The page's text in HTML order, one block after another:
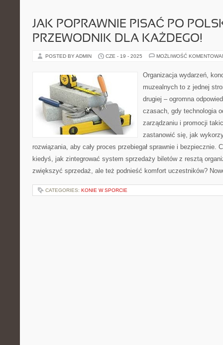
JAK POPRAWNIE PISAĆ PO
PRZEWODNIK DLA KAŻDEGO!
POSTED BY ADMIN CZE - 19 - 2025 MOŻLIWOŚĆ
Organizacja wydarzeń,
muzealnych to z jednej
drugiej – ogromna
czasach, gdy technologia
zarządzaniu i promocji
zastanowić się, jak
rozwiązania, aby cały proces przebiegał sprawnie i bezpiecznie.
kiedyś, jak zintegrować system sprzedaży biletów z resztą
zwiększyć sprzedaż, ale też podnieść komfort uczestników?
CATEGORIES: KONIE W SPORCIE